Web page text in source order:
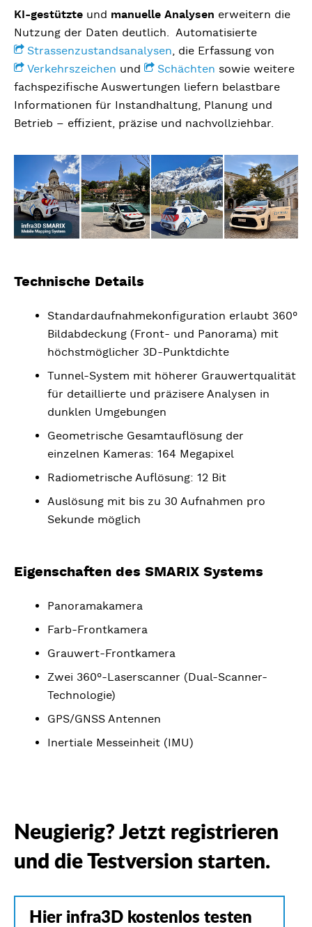
KI-gestützte und manuelle Analysen erweitern die
Nutzung der Daten deutlich. Automatisierte
Strassenzustandsanalysen, die Erfassung von
Verkehrszeichen und Schächten sowie weitere
fachspezifische Auswertungen liefern belastbare
Informationen für Instandhaltung, Planung und
Betrieb – effizient, präzise und nachvollziehbar.
Technische Details
Standardaufnahmekonfiguration erlaubt 360°
Bildabdeckung (Front- und Panorama) mit
höchstmöglicher 3D-Punktdichte
Tunnel-System mit höherer Grauwertqualität
für detaillierte und präzisere Analysen in
dunklen Umgebungen
Geometrische Gesamtauflösung der
einzelnen Kameras: 164 Megapixel
Radiometrische Auflösung: 12 Bit
Auslösung mit bis zu 30 Aufnahmen pro
Sekunde möglich
Eigenschaften des SMARIX Systems
Panoramakamera
Farb-Frontkamera
Grauwert-Frontkamera
Zwei 360°-Laserscanner (Dual-Scanner-
Technologie)
GPS/GNSS Antennen
Inertiale Messeinheit (IMU)
Neugierig? Jetzt registrieren
und die Testversion starten.
Hier infra3D kostenlos testen